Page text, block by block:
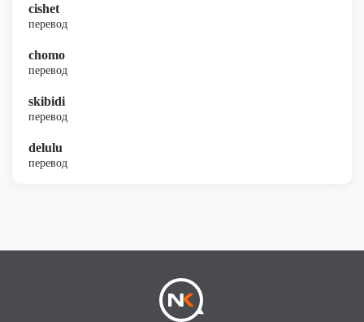
cishet
перевод
chomo
перевод
skibidi
перевод
delulu
перевод